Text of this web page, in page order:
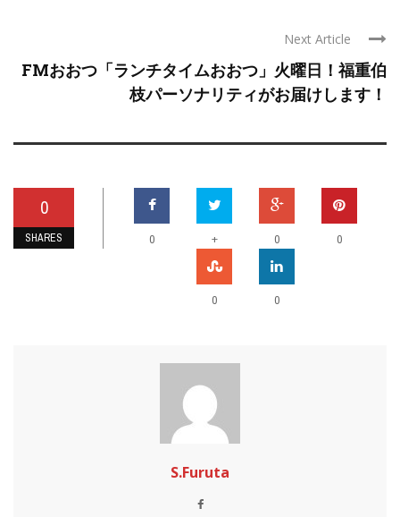
Next Article
FMおおつ「ランチタイムおおつ」火曜日！福重伯
枝パーソナリティがお届けします！
0
SHARES 0 + 0 0
0 0
S.Furuta